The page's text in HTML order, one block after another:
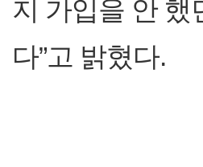
지 가입을 안 했
다”고 밝혔다.